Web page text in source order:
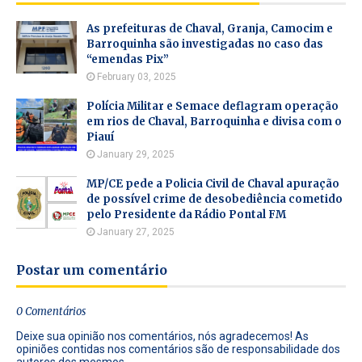
As prefeituras de Chaval, Granja, Camocim e
Barroquinha são investigadas no caso das
“emendas Pix”
February 03, 2025
Polícia Militar e Semace deflagram operação
em rios de Chaval, Barroquinha e divisa com o
Piauí
January 29, 2025
MP/CE pede a Policia Civil de Chaval apuração
de possível crime de desobediência cometido
pelo Presidente da Rádio Pontal FM
January 27, 2025
Postar um comentário
0 Comentários
Deixe sua opinião nos comentários, nós agradecemos! As
opiniões contidas nos comentários são de responsabilidade dos